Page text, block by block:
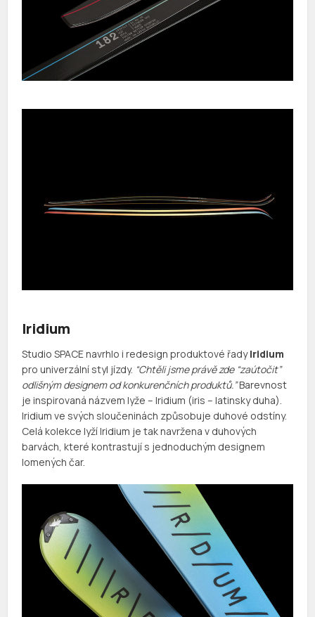
Iridium
Studio SPACE navrhlo i redesign produktové řadyIridium
pro univerzální styl jízdy. “Chtěli jsme právě zde “zaútočit”
odlišným designem od konkurenčních produktů.”Barevnost
je inspirovaná názvem lyže – Iridium (iris – latinsky duha).
Iridium ve svých sloučeninách způsobuje duhové odstíny.
Celá kolekce lyží Iridium je tak navržena v duhových
barvách, které kontrastují s jednoduchým designem
lomených čar.